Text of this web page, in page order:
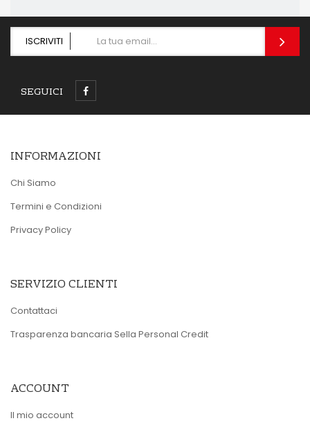
ISCRIVITI
SEGUICI
INFORMAZIONI
Chi Siamo
Termini e Condizioni
Privacy Policy
SERVIZIO CLIENTI
Contattaci
Trasparenza bancaria Sella Personal Credit
ACCOUNT
Il mio account